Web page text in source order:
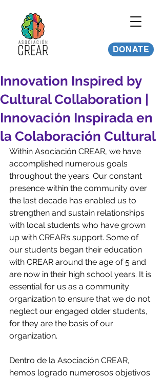
DONATE
Innovation Inspired by
Cultural Collaboration |
Innovación Inspirada en
la Colaboración Cultural
Within Asociación CREAR, we have
accomplished numerous goals
throughout the years. Our constant
presence within the community over
the last decade has enabled us to
strengthen and sustain relationships
with local students who have grown
up with CREAR’s support. Some of
our students began their education
with CREAR around the age of 5 and
are now in their high school years. It is
essential for us as a community
organization to ensure that we do not
neglect our engaged older students,
for they are the basis of our
organization.
Dentro de la Asociación CREAR,
hemos logrado numerosos objetivos